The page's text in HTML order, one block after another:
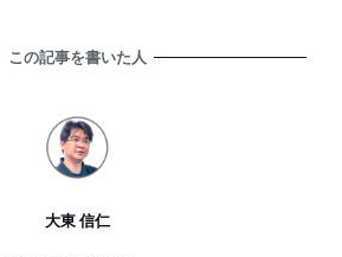
この記事を書いた人
大東 信仁